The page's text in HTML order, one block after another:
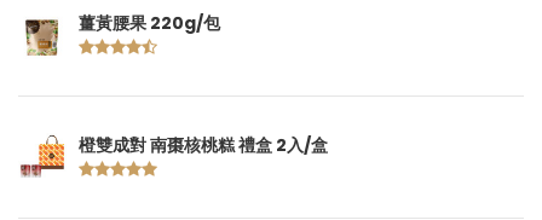
薑黃腰果 220g/包
橙雙成對 南棗核桃糕 禮盒 2入/盒